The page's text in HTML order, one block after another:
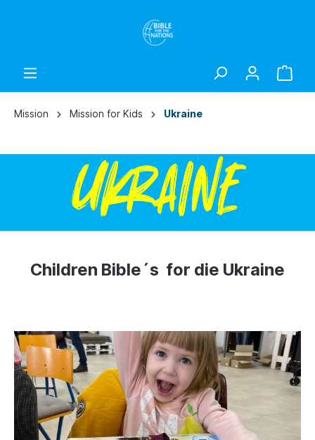
Mission Mission for Kids Ukraine
Children Bible´s for die Ukraine